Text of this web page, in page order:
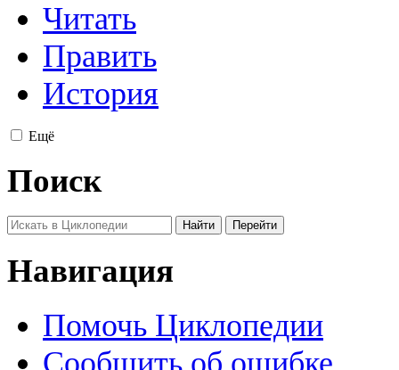
Читать
Править
История
Ещё
Поиск
Навигация
Помочь Циклопедии
Сообщить об ошибке